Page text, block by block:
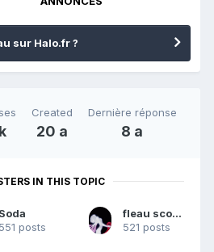
sur Halo.fr ?
Created
20 a
Dernière réponse
8 a
IN THIS TOPIC
Soda
551 posts
fleau scourge
521 posts